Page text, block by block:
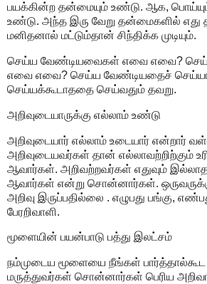
பயக்கின்ற தன்மையும் உண்டு. ஆக,
உண்டு. அந்த இரு வேறு தன்மைகளில் எது
மனிதனால் மட்டும்தான் சிந்திக்க முடியும்.
செய்ய வேண்டியவைகள் எவை எவை?
எவை எவை? செய்ய வேண்டியதைச்
செய்யக்கூடாததை செய்வதும் தவறு.
அறிவுடையாருக்கு எல்லாம் உண்டு
அறிவுடையார் எல்லாம் உடையார் என்றார்
அறிவுடையவர்கள் தான் எல்லாவற்றிற்கும்
ஆவார்கள். அறிவற்றவர்கள் எதுவும்
ஆவார்கள் என்று சொன்னார்கள். ஒருவருக்கு
அறிவு இருப்பதில்லை . எழுபது பங்கு,
பேரறிவாளி.
மூளையின் பயன்பாடு பத்து இலட்சம்
நம்முடைய மூளையை நீங்கள் பார்த்தால்கூட
மருத்துவர்கள் சொன்னார்கள் பெரிய